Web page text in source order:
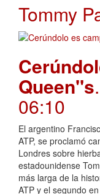
Tommy
Queen"s
06:10
El argentino
ATP, se proclamó
Londres sobre
estadounidense
más larga de la
ATP y el segundo